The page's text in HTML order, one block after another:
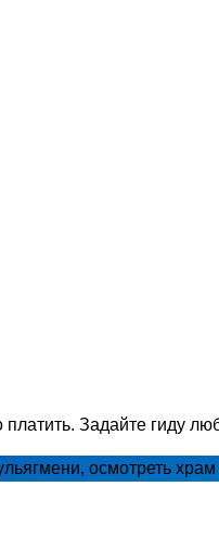
Задайте гиду
осмотреть